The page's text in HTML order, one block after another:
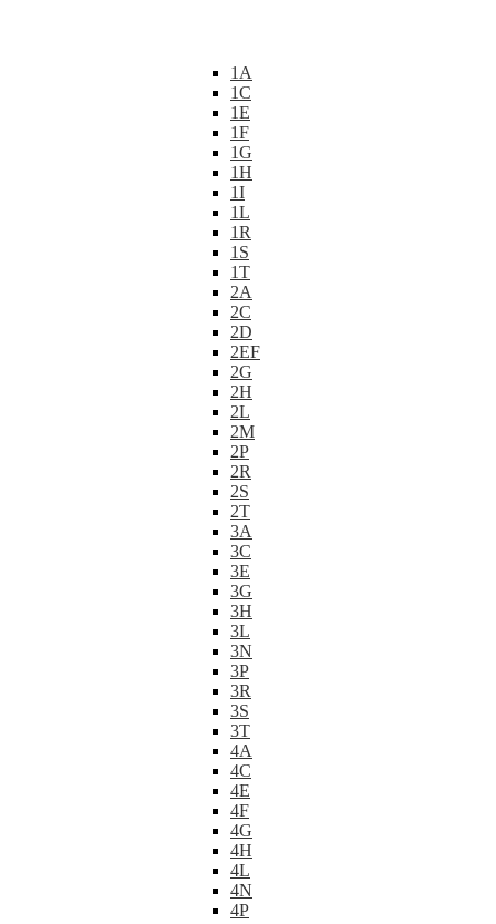
1A
1C
1E
1F
1G
1H
1I
1L
1R
1S
1T
2A
2C
2D
2EF
2G
2H
2L
2M
2P
2R
2S
2T
3A
3C
3E
3G
3H
3L
3N
3P
3R
3S
3T
4A
4C
4E
4F
4G
4H
4L
4N
4P